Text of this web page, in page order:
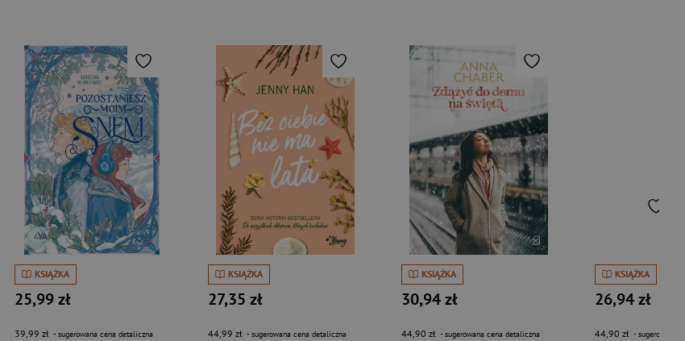
KSIĄŻKA
25,99 zł
39,99 zł - sugerowana cena detaliczna
KSIĄŻKA
27,35 zł
44,99 zł - sugerowana cena detaliczna
KSIĄŻKA
30,94 zł
44,90 zł - sugerowana cena detaliczna
KSIĄŻKA
26,94 zł
44,90 zł - sugerowana